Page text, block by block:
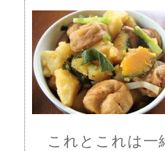
これとこれは一